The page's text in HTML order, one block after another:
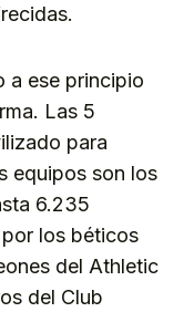
a ese principio
Las 5
para
equipos son los
6.235
los béticos
del Athletic
del Club